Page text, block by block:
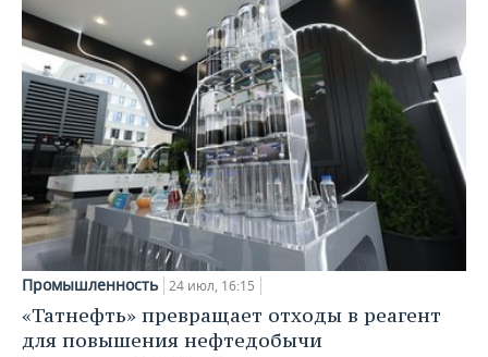
Промышленность 24 июл, 16:15
«Татнефть» превращает отходы в реагент
для повышения нефтедобычи